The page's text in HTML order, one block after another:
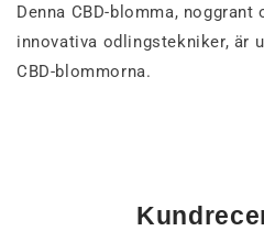
Denna CBD-blomma,
innovativa odlingstekniker, är
CBD-blommorna.